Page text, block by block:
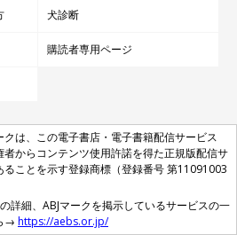
犬診断
購読者専用ページ
クは、この電子書店・電子書籍配信サービス
者からコンテンツ使用許諾を得た正規版配信サ
ることを示す登録商標（登録番号 第11091003
詳細、ABJマークを掲示しているサービスの一
→ https://aebs.or.jp/